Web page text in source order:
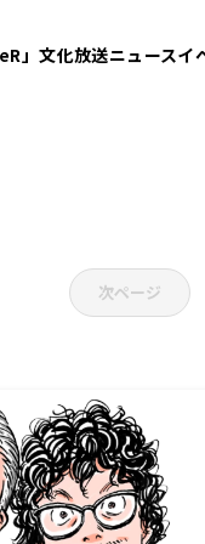
」文化放送ニュースイ
次ページ